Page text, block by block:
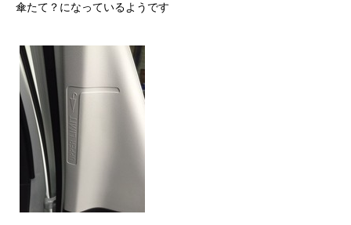
傘たて？になっているようです